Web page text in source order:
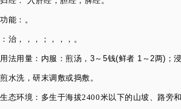
功能：。
：治，，，；，，，。
用法用量：内服：煎汤， 3～ 5钱(鲜者 1 ～2两) ；
煎水洗，研末调敷或捣敷。
生态环境：多生于海拔2400米以下的山坡、路旁